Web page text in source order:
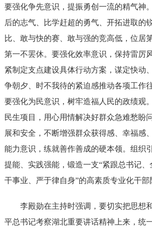
要强化争先意识，提振勇创一流的精气神
后的志气、比学赶超的勇气、开拓进取的
比、敢与快的赛、敢与强的竞高低，位居
第一不罢休。要强化效率意识，保持雷厉
紧制定支点建设具体行动方案，谋定快动
争朝夕、时不我待的紧迫感推动各项工作
要强化为民意识，树牢造福人民的政绩观
民生项目，用心用情解决好群众急难愁盼
展和安全，不断增强群众获得感、幸福感
能力意识，练就善作善成的硬本领。组织
提能、实践强能，锻造一支“紧跟总书记
干事业、严于律自身”的高素质专业化干部
李殿勋在主持时强调，要切实把思想
平总书记考察湖北重要讲话精神上来，统